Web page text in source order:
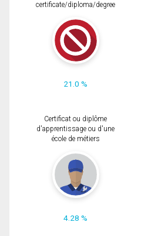
certificate/diploma/degree
21.0 %
Certificat ou diplôme
d'apprentissage ou d'une
école de métiers
4.28 %